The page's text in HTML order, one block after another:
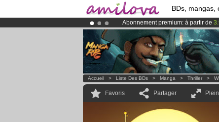
BDs, mangas,
Abonnement premium: à partir de
LeKickstarter Amilova est
Déjà 100000membreset 1000BDs
Accueil > Liste Des BDs > Manga > Thriller >
Favoris Partager